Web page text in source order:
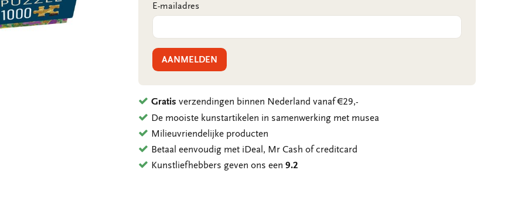
E-mailadres
AANMELDEN
Gratis verzendingen binnen Nederland vanaf €29,-
De mooiste kunstartikelen in samenwerking met musea
Milieuvriendelijke producten
Betaal eenvoudig met iDeal, Mr Cash of creditcard
Kunstliefhebbers geven ons een9.2